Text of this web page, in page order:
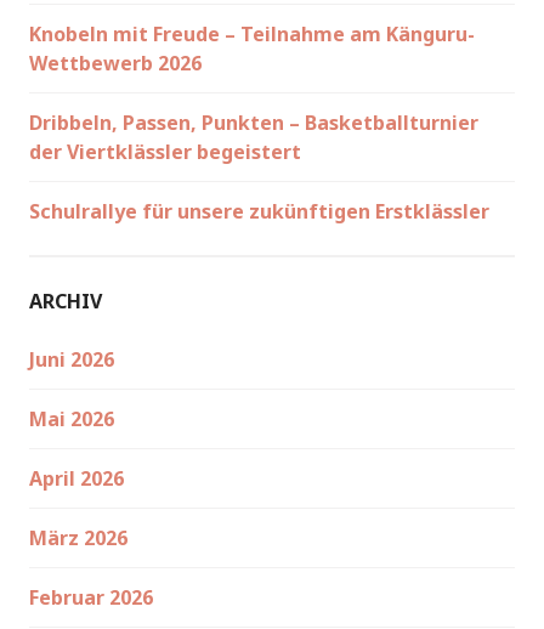
Knobeln mit Freude – Teilnahme am Känguru-
Wettbewerb 2026
Dribbeln, Passen, Punkten – Basketballturnier
der Viertklässler begeistert
Schulrallye für unsere zukünftigen Erstklässler
ARCHIV
Juni 2026
Mai 2026
April 2026
März 2026
Februar 2026